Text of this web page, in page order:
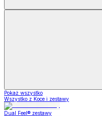
Pokaż wszystko
Wszystko z Koce i zestawy
Dual Feel® zestawy